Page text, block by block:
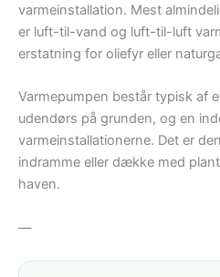
varmeinstallation. Mest
er luft-til-vand og luft-til-luft
erstatning for oliefyr eller
Varmepumpen består typisk af
udendørs på grunden, og en
varmeinstallationerne. Det er
indramme eller dække med
haven.
—